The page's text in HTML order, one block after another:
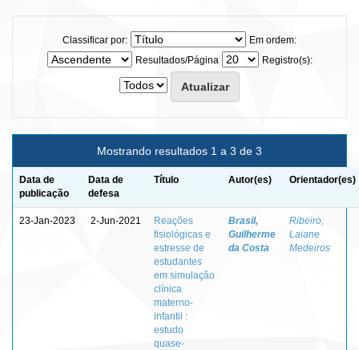
Classificar por:
Em ordem:
Resultados/Página
Registro(s):
Mostrando resultados 1 a 3 de 3
Data de
publicação
Data de
defesa
Título Autor(es) Orientador(es)
23-Jan-2023 2-Jun-2021
Reações
fisiológicas e
estresse de
estudantes
em simulação
clínica
materno-
infantil :
estudo
quase-
Brasil,
Guilherme
da Costa
Ribeiro,
Laiane
Medeiros